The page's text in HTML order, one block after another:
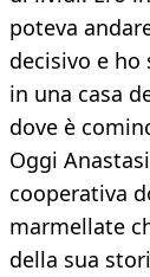
poteva
decisivo e
in una casa
dove è
Oggi
cooperativa
marmellate
della sua